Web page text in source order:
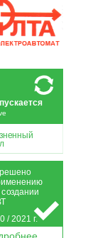
создании
Т
/ 2021 г.